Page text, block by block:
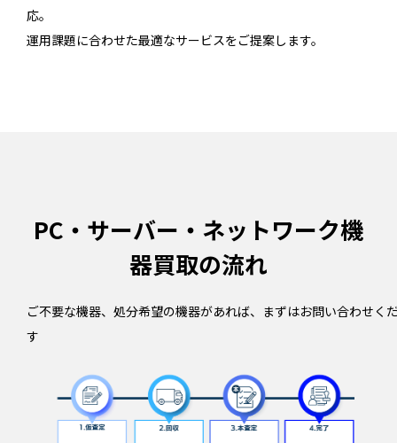
応。
運用課題に合わせた最適なサービスをご提案します。
PC・サーバー・ネットワーク機
器買取の流れ
ご不要な機器、処分希望の機器があれば、まずはお問い合わせ
す